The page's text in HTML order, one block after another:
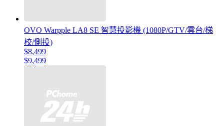
OVO Warpple LA8 SE 智慧投影機 (1080P/GTV/雲台/梯
校/側投)
$8,499
$9,499